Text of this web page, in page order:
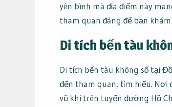
yên bình mà địa điểm này
tham quan đáng để bạn khám
Di tích bến tàu
Di tích bến tàu không số tại
đến tham quan, tìm hiểu. Nơi
vũ khí trên tuyến đường Hồ